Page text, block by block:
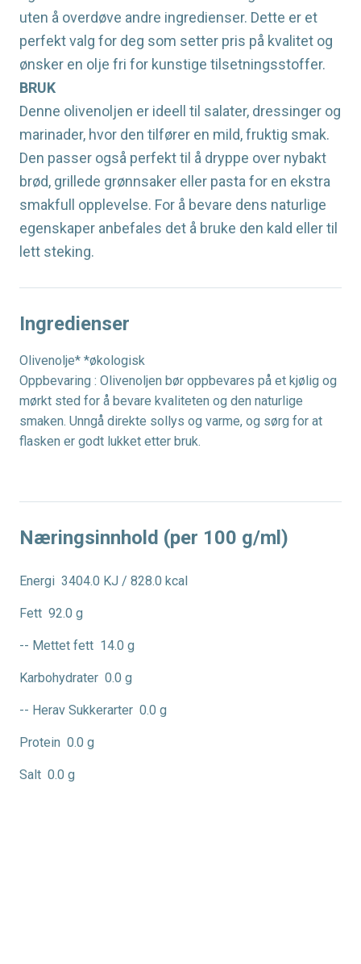
uten å overdøve andre ingredienser. Dette er et
perfekt valg for deg som setter pris på kvalitet og
ønsker en olje fri for kunstige tilsetningsstoffer.
BRUK
Denne olivenoljen er ideell til salater, dressinger og
marinader, hvor den tilfører en mild, fruktig smak.
Den passer også perfekt til å dryppe over nybakt
brød, grillede grønnsaker eller pasta for en ekstra
smakfull opplevelse. For å bevare dens naturlige
egenskaper anbefales det å bruke den kald eller til
lett steking.
Ingredienser
Olivenolje* *økologisk
Oppbevaring : Olivenoljen bør oppbevares på et kjølig og
mørkt sted for å bevare kvaliteten og den naturlige
smaken. Unngå direkte sollys og varme, og sørg for at
flasken er godt lukket etter bruk.
Næringsinnhold (per 100 g/ml)
Energi 3404.0 KJ / 828.0 kcal
Fett 92.0 g
-- Mettet fett 14.0 g
Karbohydrater 0.0 g
-- Herav Sukkerarter 0.0 g
Protein 0.0 g
Salt 0.0 g